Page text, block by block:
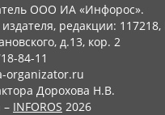
ООО ИА «Инфорос».
редакции: 117218,
д.13, кор. 2
84-11
organizator.ru
Дорохова Н.В.
– INFOROS 2026